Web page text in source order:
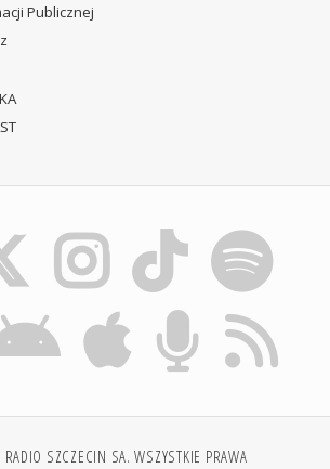
Publicznej
SZCZECIN SA. WSZYSTKIE PRAWA